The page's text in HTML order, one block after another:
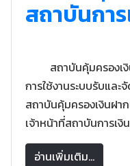
สถาบันการ
สถาบันคุ้มครองเงิ
การใช้งานระบบรับแล
สถาบันคุ้มครองเงินฝา
เจ้าหน้าที่สถาบันการเ
อ่านเพิ่มเติม...